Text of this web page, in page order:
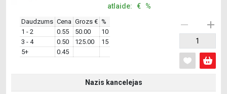
atlaide: € %
Daudzums Cena Grozs € %
1 - 2
0.55 50.00
10
3 - 4
0.50 125.00
15
5+
0.45
Nazis kancelejas